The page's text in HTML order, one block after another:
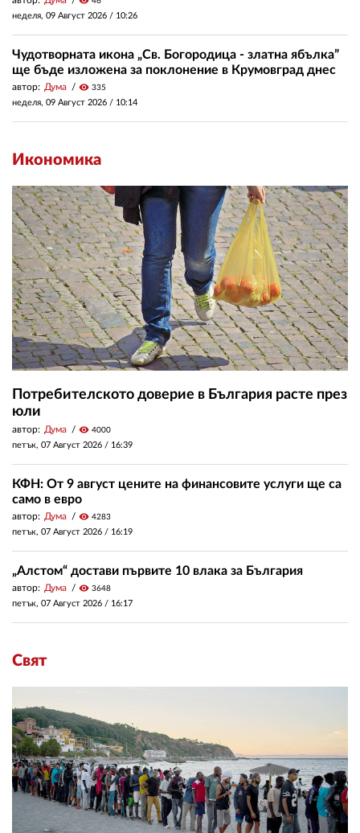
неделя, 09 Август 2026 / 10:26
Чудотворната икона „Св. Богородица - златна ябълка”
ще бъде изложена за поклонение в Крумовград днес
автор: Дума visibility 335
неделя, 09 Август 2026 / 10:14
Икономика
Потребителското доверие в България расте през
юли
автор: Дума visibility 4000
петък, 07 Август 2026 / 16:39
КФН: От 9 август цените на финансовите услуги ще са
само в евро
автор: Дума visibility 4283
петък, 07 Август 2026 / 16:19
„Алстом“ достави първите 10 влака за България
автор: Дума visibility 3648
петък, 07 Август 2026 / 16:17
Свят